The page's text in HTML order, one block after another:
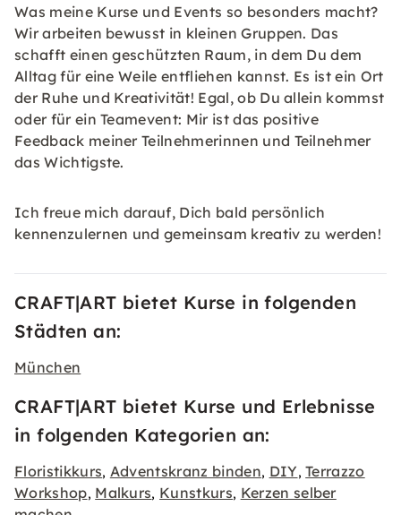
Was meine Kurse und Events so besonders macht?
Wir arbeiten bewusst in kleinen Gruppen. Das
schafft einen geschützten Raum, in dem Du dem
Alltag für eine Weile entfliehen kannst. Es ist ein Ort
der Ruhe und Kreativität! Egal, ob Du allein kommst
oder für ein Teamevent: Mir ist das positive
Feedback meiner Teilnehmerinnen und Teilnehmer
das Wichtigste.
Ich freue mich darauf, Dich bald persönlich
kennenzulernen und gemeinsam kreativ zu werden!
CRAFT|ART bietet Kurse in folgenden
Städten an:
München
CRAFT|ART bietet Kurse und Erlebnisse
in folgenden Kategorien an:
Floristikkurs, Adventskranz binden, DIY,Terrazzo
Workshop, Malkurs, Kunstkurs, Kerzen selber